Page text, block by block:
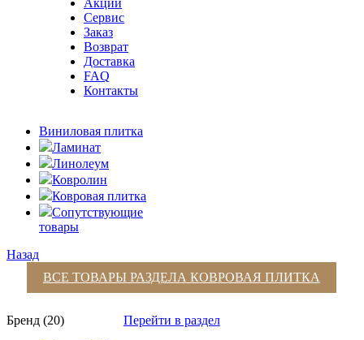
Акции
Сервис
Заказ
Возврат
Доставка
FAQ
Контакты
Виниловая плитка
Ламинат
Линолеум
Ковролин
Ковровая плитка
Сопутствующие
товары
Назад
ВСЕ ТОВАРЫ РАЗДЕЛА КОВРОВАЯ ПЛИТКА
Бренд (20)
Перейти в раздел